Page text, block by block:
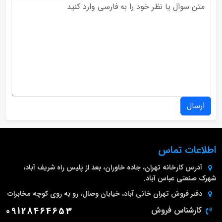
ارسال
اطلاعات تماس
آدرس کارخانه تهران، جاده خاوران، بعد از پلیس راه شریف آباد،
شهرک صنعتی عباس آباد.
دفتر فروش تهران خانی آباد، خیابان وصال، رو به روی کوچه مخابرات
کارشناس فروش 09128464653